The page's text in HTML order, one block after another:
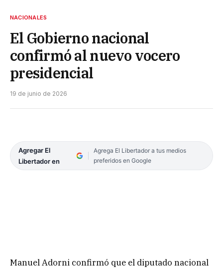
NACIONALES
El Gobierno nacional
confirmó al nuevo vocero
presidencial
19 de junio de 2026
Agregar El
Libertador en
Agrega El Libertador a tus medios
preferidos en Google
Manuel Adorni confirmó que el diputado nacional